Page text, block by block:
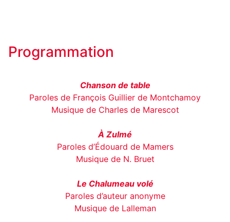
Programmation
Chanson de table
Paroles de François Guillier de Montchamoy
Musique de Charles de Marescot
À Zulmé
Paroles d’Édouard de Mamers
Musique de N. Bruet
Le Chalumeau volé
Paroles d’auteur anonyme
Musique de Lalleman